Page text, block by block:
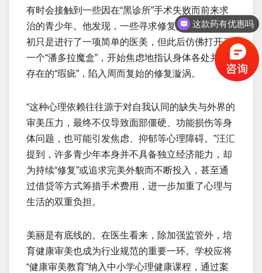
有时会接触到一些因在“黑诊所”手术失败而前来求
治的青少年。他发现，一些寻求修复的年轻人，最
初只是进行了一项简单的医美，但此后仿佛打开了
一个“潘多拉魔盒”，开始焦虑地指认身体各处并不
存在的“瑕疵”，陷入周而复始的修复漩涡。
“这种心理依赖往往源于对自我认同的缺失与外界的
审美压力，最终不仅导致面部僵硬、功能损伤等身
体问题，也可能引发焦虑、抑郁等心理障碍。”汪汇
提到，许多青少年本身并不具备独立经济能力，却
为持续“修复”或追求完美外貌而不断投入，甚至通
过借贷等方式筹措手术费用，进一步加重了心理与
生活的双重负担。
美丽是有底线的。在医生看来，除加强监管外，培
育健康审美也成为行业规范的重要一环。学校应将
“健康审美教育”纳入中小学心理健康课程，通过案
这款药有优惠吗